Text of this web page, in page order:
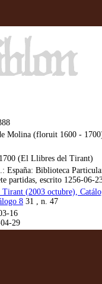
Molina (floruit 1600 -
(El Llibres del Tirant)
España: Biblioteca
partidas, escrito 1256-06-
(2003 octubre),
8 31 , n. 47
16
29